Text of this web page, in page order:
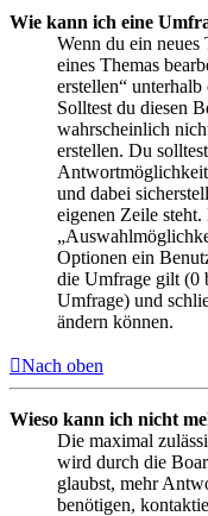
Wie kann ich eine
Wenn du ein neues
eines Themas
erstellen“
Solltest du diesen
wahrscheinlich
erstellen. Du
und dabei
eigenen Zeile
Optionen ein
die Umfrage gilt (0
Umfrage) und
ändern können.
Nach oben
Wieso kann ich nicht
Die maximal
wird durch die
glaubst, mehr
benötigen,